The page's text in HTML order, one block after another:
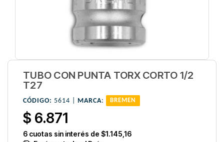
TUBO CON PUNTA TORX CORTO 1/2
T27
CÓDIGO: 5614 | MARCA: BREMEN
$ 6.871
6 cuotas sin interés de $1.145,16